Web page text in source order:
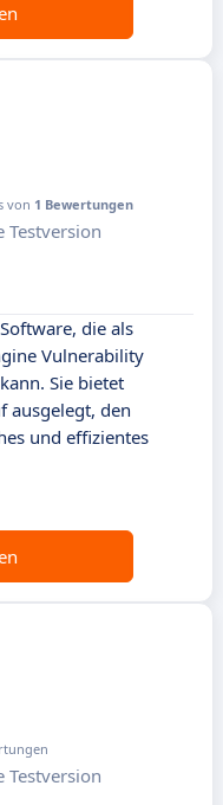
von 1 Bewertungen
Testversion
die als
Vulnerability
Sie bietet
ausgelegt, den
und effizientes
Testversion